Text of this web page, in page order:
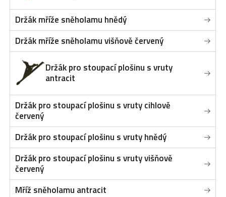
Držák mříže sněholamu hnědý
Držák mříže sněholamu višňově červený
Držák pro stoupací plošinu s vruty
antracit
Držák pro stoupací plošinu s vruty cihlově
červený
Držák pro stoupací plošinu s vruty hnědý
Držák pro stoupací plošinu s vruty višňově
červený
Mříž sněholamu antracit